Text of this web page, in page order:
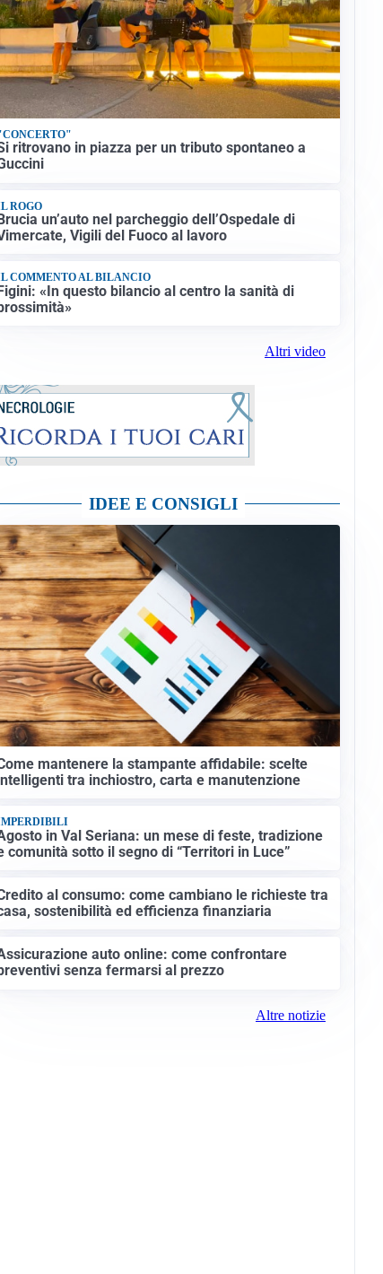
ritrovano in piazza per un tributo spontaneo a
ROGO
un’auto nel parcheggio dell’Ospedale di
Vigili del Fuoco al lavoro
COMMENTO AL BILANCIO
«In questo bilancio al centro la sanità di
Altri video
IDEE E CONSIGLI
mantenere la stampante affidabile: scelte
tra inchiostro, carta e manutenzione
in Val Seriana: un mese di feste, tradizione
comunità sotto il segno di “Territori in Luce”
al consumo: come cambiano le richieste tra
sostenibilità ed efficienza finanziaria
auto online: come confrontare
senza fermarsi al prezzo
Altre notizie